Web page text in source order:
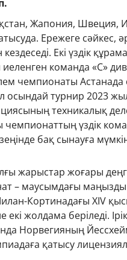
Жапония, Швеция,
Ережеге сәйкес,
Екі үздік
команда «С»
чемпионаты
осындай турнир 2023
техникалық
үздік
бақ сынауға
жарыстар жоғары
– маусымдағы маңызды
Кортинадағы XIV
екі жолдама беріледі.
Норвегияның
қатысу